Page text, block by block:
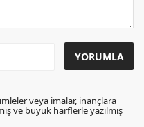
veya imalar, inançlara
ve büyük harflerle yazılmış